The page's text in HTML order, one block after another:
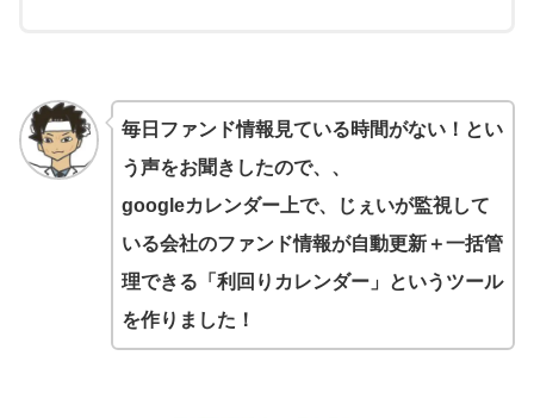
毎日ファンド情報見ている時間がない！とい
う声をお聞きしたので、、
googleカレンダー上で、じぇいが監視して
いる会社のファンド情報が自動更新＋一括管
理できる「利回りカレンダー」というツール
を作りました！